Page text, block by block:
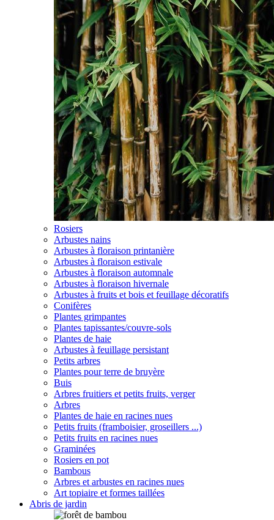
Rosiers
Arbustes nains
Arbustes à floraison printanière
Arbustes à floraison estivale
Arbustes à floraison automnale
Arbustes à floraison hivernale
Arbustes à fruits et bois et feuillage décoratifs
Conifères
Plantes grimpantes
Plantes tapissantes/couvre-sols
Plantes de haie
Arbustes à feuillage persistant
Petits arbres
Plantes pour terre de bruyère
Buis
Arbres fruitiers et petits fruits, verger
Arbres
Plantes de haie en racines nues
Petits fruits (framboisier, groseillers ...)
Petits fruits en racines nues
Graminées
Rosiers en pot
Bambous
Arbres et arbustes en racines nues
Art topiaire et formes taillées
Abris de jardin